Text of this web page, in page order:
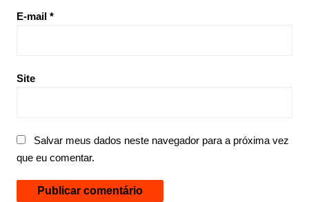
E-mail *
Site
Salvar meus dados neste navegador para a próxima vez
que eu comentar.